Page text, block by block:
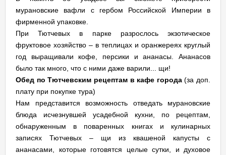
мурановские вафли с гербом Российской Империи в
фирменной упаковке.
При Тютчевых в парке разрослось экзотическое
фруктовое хозяйство – в теплицах и оранжереях круглый
год выращивали кофе, персики и ананасы. Ананасов
было так много, что с ними даже варили... щи!
Обед по Тютчевским рецептам в кафе города(за доп.
плату при покупке тура)
Нам представится возможность отведать мурановские
блюда исчезнувшей усадебной кухни, по рецептам,
обнаруженным в поваренных книгах и кулинарных
записях Тютчевых – щи из квашеной капусты с
ананасами, которые готовятся целые сутки, и духовое